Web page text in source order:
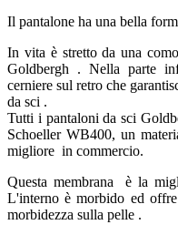
Il pantalone ha una bella
In vita è stretto da una
Goldbergh . Nella parte
cerniere sul retro che
da sci .
Tutti i pantaloni da sci
Schoeller WB400, un
migliore in commercio.
Questa membrana è la
L'interno è morbido ed
morbidezza sulla pelle .